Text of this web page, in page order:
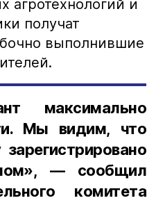
агротехнологий и
получат
выполнившие
максимально
Мы видим, что
— сообщил
комитета